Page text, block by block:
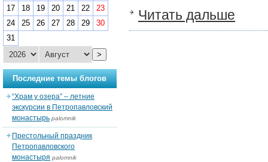
Читать дальше
17
18 19 20 21 22
23
24
25 26 27 28 29
30
31
>
Последние темы блогов
“Храм у озера” – летние
экскурсии в Петропавловский
монастырь palomnik
Престольный праздник
Петропавловского
монастыря palomnik